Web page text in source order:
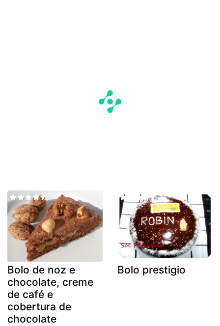
Bolo de noz e
chocolate, creme
de café e
cobertura de
chocolate
Bolo prestigio